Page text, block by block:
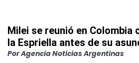
Milei se reunió en Colombia
la Espriella antes de su
PorAgencia Noticias Argentinas